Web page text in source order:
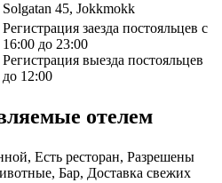
Solgatan 45, Jokkmokk
Регистрация заезда постояльцев с
16:00 до 23:00
Регистрация выезда постояльцев
до 12:00
отелем
Есть ресторан, Разрешены
Бар, Доставка свежих